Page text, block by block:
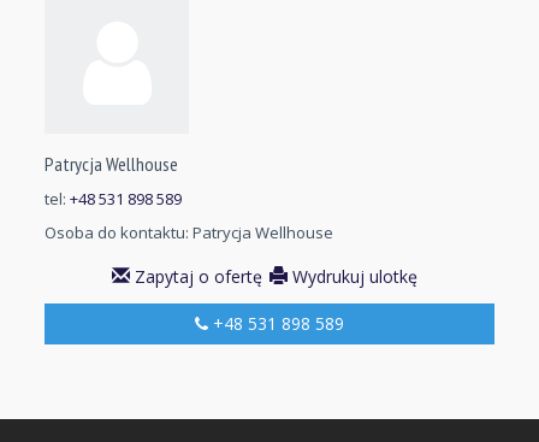
Patrycja Wellhouse
tel: +48 531 898 589
Osoba do kontaktu: Patrycja Wellhouse
Zapytaj o ofertę Wydrukuj ulotkę
+48 531 898 589